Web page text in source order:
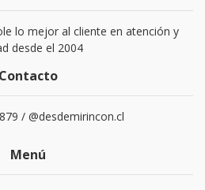
lo mejor al cliente en atención y
desde el 2004
Contacto
/ @desdemirincon.cl
Menú